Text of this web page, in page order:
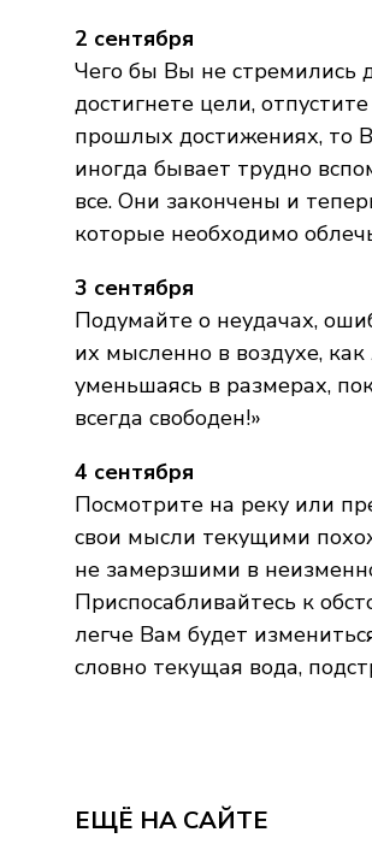
2 сентября
Чего бы Вы не стремились
достигнете цели,
прошлых достижениях, то
иногда бывает трудно
все. Они закончены и
которые необходимо
3 сентября
Подумайте о неудачах,
их мысленно в воздухе,
уменьшаясь в размерах,
всегда свободен!»
4 сентября
Посмотрите на реку или
свои мысли текущими
не замерзшими в
Приспосабливайтесь к
легче Вам будет
словно текущая вода,
ЕЩЁ НА САЙТЕ